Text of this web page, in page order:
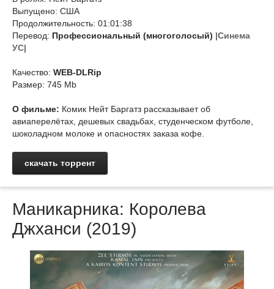
Выпущено: США
Продолжительность: 01:01:38
Перевод: Профессиональный (многоголосый) |Синема
УС|
Качество: WEB-DLRip
Размер: 745 Mb
О фильме: Комик Нейт Баргатз рассказывает об
авиаперелётах, дешевых свадьбах, студенческом футболе,
шоколадном молоке и опасностях заказа кофе.
скачать торрент
Маникарника: Королева
Джханси (2019)